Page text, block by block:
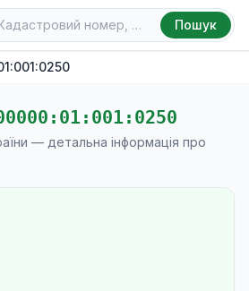
Пошук
— детальна інформація про